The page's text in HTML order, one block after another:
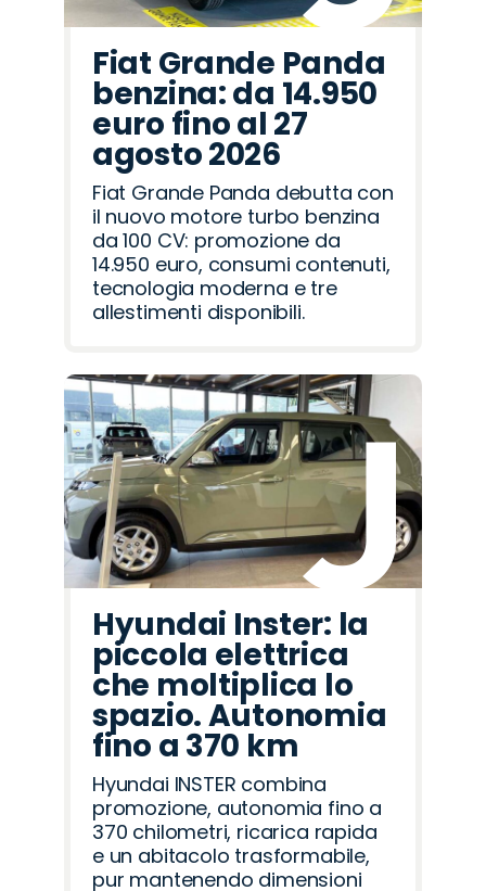
Fiat Grande Panda
benzina: da 14.950
euro fino al 27
agosto 2026
Fiat Grande Panda debutta con
il nuovo motore turbo benzina
da 100 CV: promozione da
14.950 euro, consumi contenuti,
tecnologia moderna e tre
allestimenti disponibili.
Hyundai Inster: la
piccola elettrica
che moltiplica lo
spazio. Autonomia
fino a 370 km
Hyundai INSTER combina
promozione, autonomia fino a
370 chilometri, ricarica rapida
e un abitacolo trasformabile,
pur mantenendo dimensioni